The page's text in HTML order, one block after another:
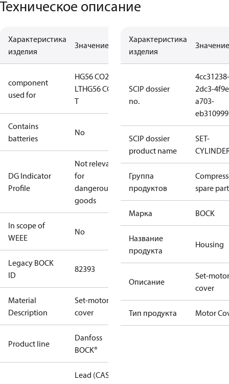
Техническое описание
Характеристика
изделия
Значение
component
used for
HG56 CO2
LTHG56 CO2
T
Contains
batteries
No
DG Indicator
Profile
Not relevant
for
dangerous
goods
In scope of
WEEE
No
Legacy BOCK
ID
82393
Material
Description
Set-motor
cover
Product line
Danfoss
BOCK®
Lead (CAS
Характеристика
изделия
Значение
SCIP dossier
no.
4cc31238-
2dc3-
a703-
SCIP dossier
product name
SET-
Группа
продуктов
spare
Марка BOCK
Название
продукта
Housing
Описание
Set-motor
cover
Тип продукта Motor